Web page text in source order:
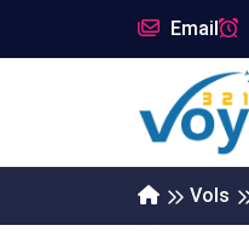
Email
Vols